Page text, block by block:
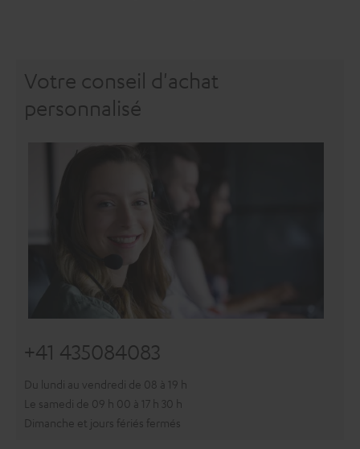
Votre conseil d'achat
personnalisé
+41 435084083
Du lundi au vendredi de 08 à 19 h
Le samedi de 09 h 00 à 17 h 30 h
Dimanche et jours fériés fermés